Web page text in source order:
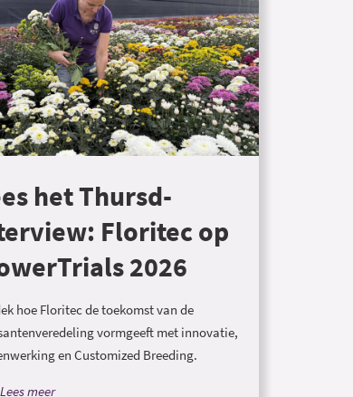
het Thursd-
Floritec op
2026
hoe Floritec de toekomst van de
vormgeeft met innovatie,
en Customized Breeding.
Lees meer